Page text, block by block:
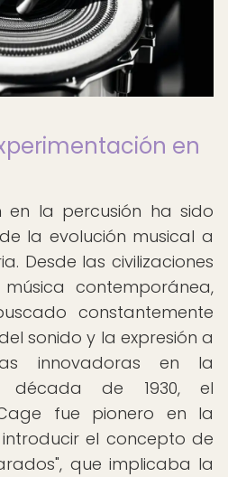
en
en la percusión ha sido
la evolución musical a
Desde las civilizaciones
contemporánea,
constantemente
sonido y la expresión a
innovadoras en la
década de 1930, el
fue pionero en la
el concepto de
que implicaba la